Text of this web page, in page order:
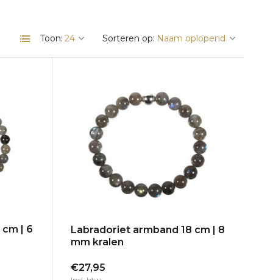
Toon: Sorteren op:
| 6
Labradoriet armband 18 cm | 8
mm kralen
€27,95